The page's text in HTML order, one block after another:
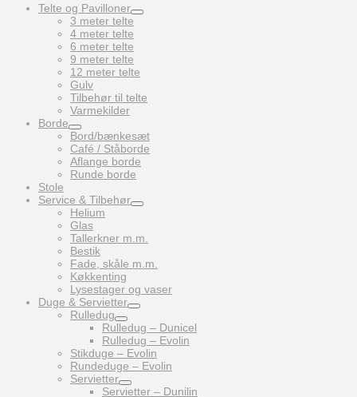
Telte og Pavilloner
3 meter telte
4 meter telte
6 meter telte
9 meter telte
12 meter telte
Gulv
Tilbehør til telte
Varmekilder
Borde
Bord/bænkesæt
Café / Ståborde
Aflange borde
Runde borde
Stole
Service & Tilbehør
Helium
Glas
Tallerkner m.m.
Bestik
Fade, skåle m.m.
Køkkenting
Lysestager og vaser
Duge & Servietter
Rulledug
Rulledug – Dunicel
Rulledug – Evolin
Stikduge – Evolin
Rundeduge – Evolin
Servietter
Servietter – Dunilin